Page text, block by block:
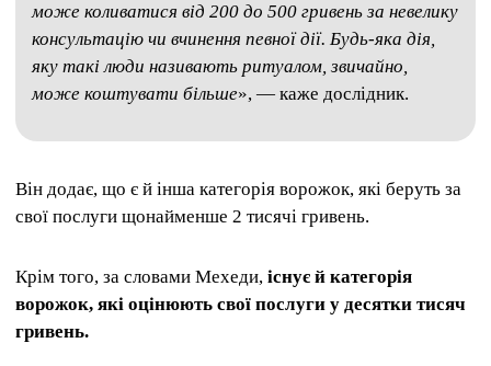
може коливатися від 200 до 500 гривень за невелику
консультацію чи вчинення певної дії. Будь-яка дія,
яку такі люди називають ритуалом, звичайно,
може коштувати більше», — каже дослідник.
Він додає, що є й інша категорія ворожок, які беруть за
свої послуги щонайменше 2 тисячі гривень.
Крім того, за словами Мехеди, існує й категорія
ворожок, які оцінюють свої послуги у десятки тисяч
гривень.